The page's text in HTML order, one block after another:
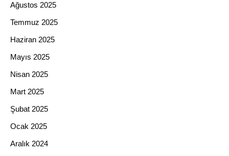
Ağustos 2025
Temmuz 2025
Haziran 2025
Mayıs 2025
Nisan 2025
Mart 2025
Şubat 2025
Ocak 2025
Aralık 2024